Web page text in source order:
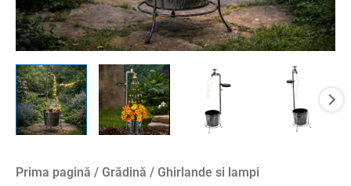
Prima pagină / Grădină / Ghirlande si lampi